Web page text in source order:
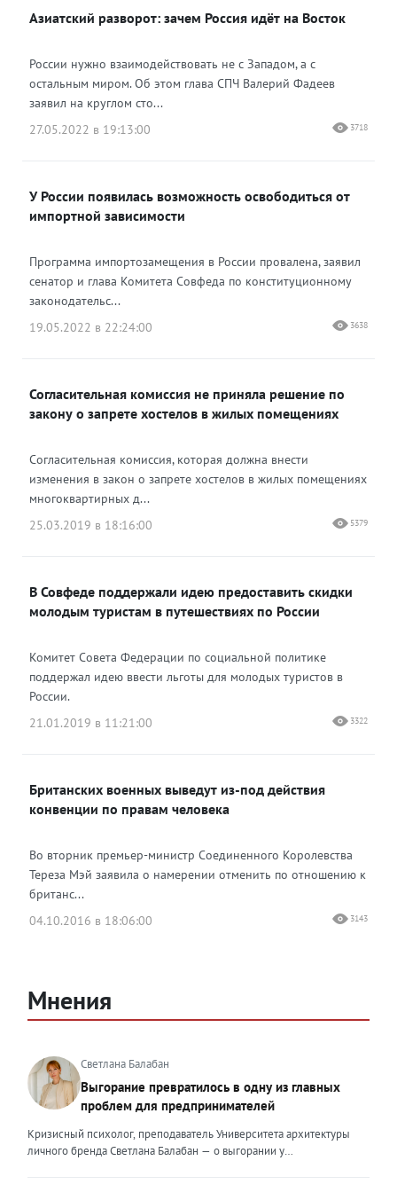
Азиатский разворот: зачем Россия идёт на Восток
России нужно взаимодействовать не с Западом, а с
остальным миром. Об этом глава СПЧ Валерий Фадеев
заявил на круглом сто...
27.05.2022 в 19:13:00
3718
У России появилась возможность освободиться от
импортной зависимости
Программа импортозамещения в России провалена, заявил
сенатор и глава Комитета Совфеда по конституционному
законодательс...
19.05.2022 в 22:24:00
3638
Согласительная комиссия не приняла решение по
закону о запрете хостелов в жилых помещениях
Согласительная комиссия, которая должна внести
изменения в закон о запрете хостелов в жилых помещениях
многоквартирных д...
25.03.2019 в 18:16:00
5379
В Совфеде поддержали идею предоставить скидки
молодым туристам в путешествиях по России
Комитет Совета Федерации по социальной политике
поддержал идею ввести льготы для молодых туристов в
России.
21.01.2019 в 11:21:00
3322
Британских военных выведут из-под действия
конвенции по правам человека
Во вторник премьер-министр Соединенного Королевства
Тереза Мэй заявила о намерении отменить по отношению к
британс...
04.10.2016 в 18:06:00
3143
Мнения
Светлана Балабан
Выгорание превратилось в одну из главных
проблем для предпринимателей
Кризисный психолог, преподаватель Университета архитектуры
личного бренда Светлана Балабан — о выгорании у